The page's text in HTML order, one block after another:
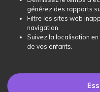
Support
FamiSafe
Service de
Temps d'Écran
Blocage d'Apps
Thèmes Phares
Guide FamiSafe
Tarifs
générez des rapports
Filtre les sites web
navigation.
Suivez la localisation
de vos enfants.